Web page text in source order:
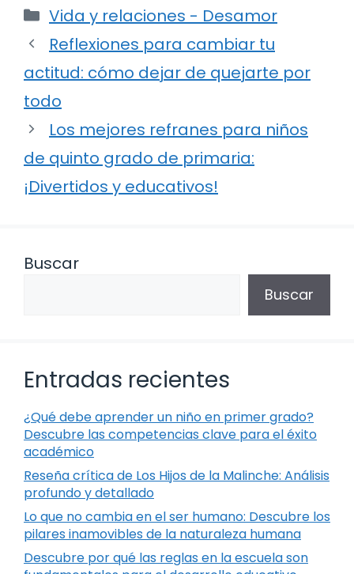
Categorías
Vida y relaciones - Desamor
Reflexiones para cambiar tu
actitud: cómo dejar de quejarte por
todo
Los mejores refranes para niños
de quinto grado de primaria:
¡Divertidos y educativos!
Buscar
Buscar
Entradas recientes
¿Qué debe aprender un niño en primer grado?
Descubre las competencias clave para el éxito
académico
Reseña crítica de Los Hijos de la Malinche: Análisis
profundo y detallado
Lo que no cambia en el ser humano: Descubre los
pilares inamovibles de la naturaleza humana
Descubre por qué las reglas en la escuela son